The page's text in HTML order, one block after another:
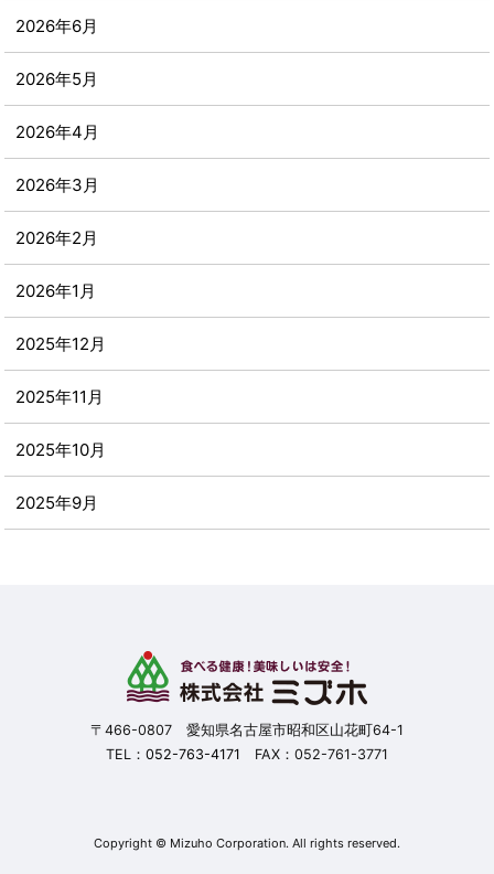
2026年6月
2026年5月
2026年4月
2026年3月
2026年2月
2026年1月
2025年12月
2025年11月
2025年10月
2025年9月
〒466-0807 愛知県名古屋市昭和区山花町64-1
TEL： 052-763-4171 FAX：052-761-3771
Copyright © Mizuho Corporation. All rights reserved.